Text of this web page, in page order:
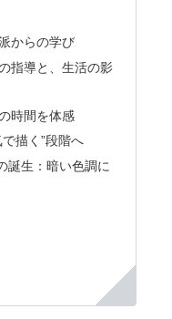
からの学び
指導と、生活の影
時間を体感
描く”段階へ
誕生：暗い色調に